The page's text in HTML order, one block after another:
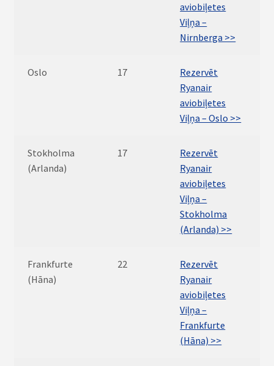
aviobiļetes
Viļņa –
Nirnberga >>
Oslo 17
Rezervēt
Ryanair
aviobiļetes
Viļņa – Oslo >>
Stokholma
(Arlanda)
17
Rezervēt
Ryanair
aviobiļetes
Viļņa –
Stokholma
(Arlanda) >>
Frankfurte
(Hāna)
22
Rezervēt
Ryanair
aviobiļetes
Viļņa –
Frankfurte
(Hāna) >>